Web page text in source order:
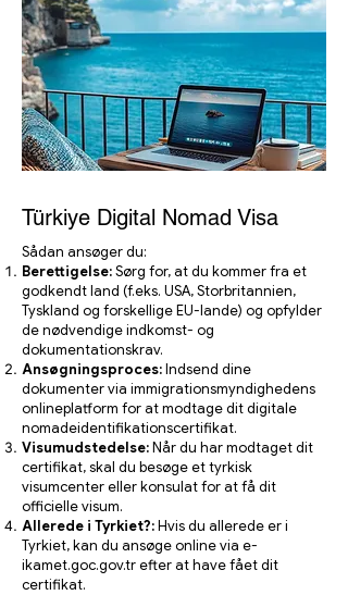
Türkiye Digital Nomad Visa
Sådan ansøger du:
Berettigelse:Sørg for, at du kommer fra et
godkendt land (f.eks. USA, Storbritannien,
Tyskland og forskellige EU-lande) og opfylder
de nødvendige indkomst- og
dokumentationskrav.
Ansøgningsproces:Indsend dine
dokumenter via immigrationsmyndighedens
onlineplatform for at modtage dit digitale
nomadeidentifikationscertifikat.
Visumudstedelse:Når du har modtaget dit
certifikat, skal du besøge et tyrkisk
visumcenter eller konsulat for at få dit
officielle visum.
Allerede i Tyrkiet?:Hvis du allerede er i
Tyrkiet, kan du ansøge online via e-
ikamet.goc.gov.tr efter at have fået dit
certifikat.